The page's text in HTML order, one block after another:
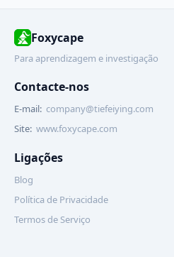
Foxycape
Para aprendizagem e investigação
Contacte-nos
E-mail: company@tiefeiying.com
Site: www.foxycape.com
Ligações
Blog
Política de Privacidade
Termos de Serviço